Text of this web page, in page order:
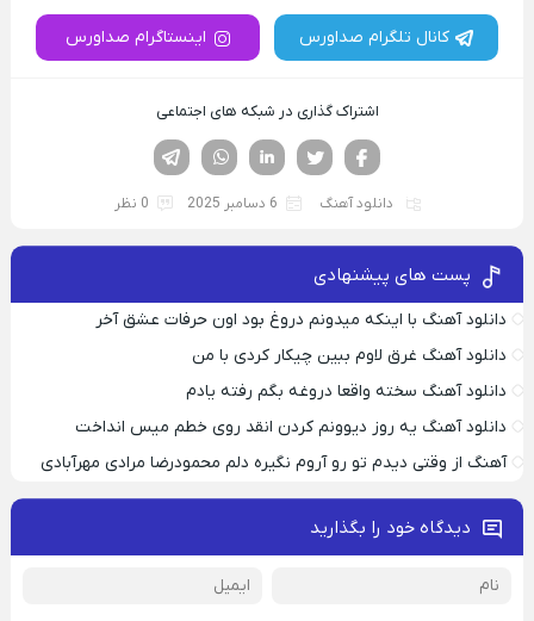
کانال تلگرام صداورس اینستاگرام صداورس
اشتراک گذاری در شبکه های اجتماعی
لینکدین تویتر
فیسوک
دانلود آهنگ 6 دسامبر 2025 0 نظر
پست های پیشنهادی
دانلود آهنگ با اینکه میدونم دروغ بود اون حرفات عشق آخر
دانلود آهنگ غرق لاوم ببین چیکار کردی با من
دانلود آهنگ سخته واقعا دروغه بگم رفته یادم
دانلود آهنگ یه روز دیوونم کردن انقد روی خطم میس انداخت
آهنگ از وقتی دیدم تو رو آروم نگیره دلم محمودرضا مرادی مهرآبادی
دیدگاه خود را بگذارید